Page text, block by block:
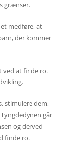
grænser.
medføre, at
der kommer
ved at finde ro.
stimulere dem,
går
og derved
finde ro.